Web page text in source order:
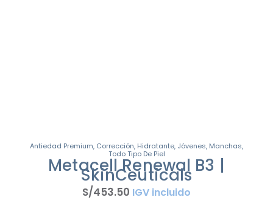
Antiedad Premium, Corrección, Hidratante, Jóvenes, Manchas,
Todo Tipo De Piel
Metacell Renewal B3 |
SkinCeuticals
S/453.50 IGV incluido